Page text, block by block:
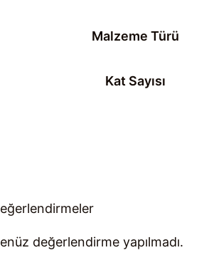
Malzeme Türü
Kat Sayısı
değerlendirme yapılmadı.